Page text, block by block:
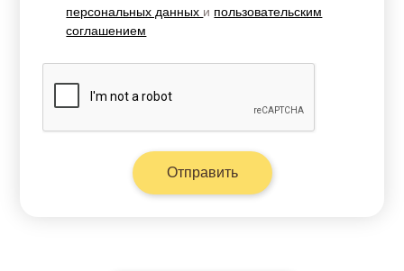
персональных данных и пользовательским
соглашением